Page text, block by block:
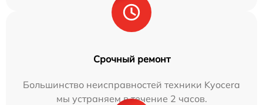
Срочный ремонт
Большинство неисправностей техники Kyocera
мы устраняем в течение 2 часов.